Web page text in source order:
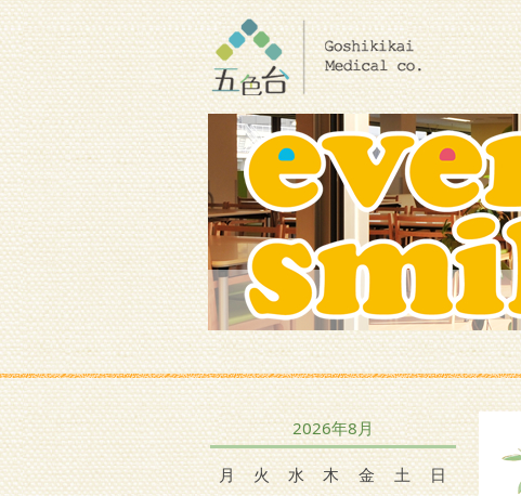
2026年8月
月 火 水 木 金 土 日